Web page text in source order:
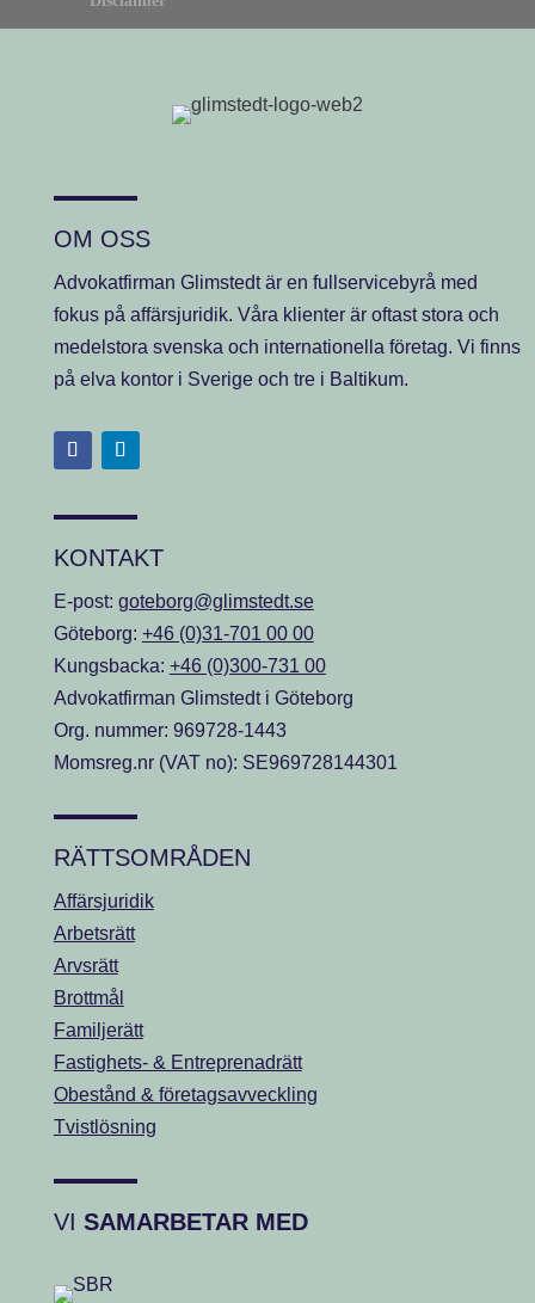
OM OSS
Advokatfirman Glimstedt är en fullservicebyrå med
fokus på affärsjuridik. Våra klienter är oftast stora och
medelstora svenska och internationella företag. Vi finns
på elva kontor i Sverige och tre i Baltikum.
KONTAKT
E-post: goteborg@glimstedt.se
Göteborg: +46 (0)31-701 00 00
Kungsbacka: +46 (0)300-731 00
Advokatfirman Glimstedt i Göteborg
Org. nummer: 969728-1443
Momsreg.nr (VAT no): SE969728144301
RÄTTSOMRÅDEN
Affärsjuridik
Arbetsrätt
Arvsrätt
Brottmål
Familjerätt
Fastighets- & Entreprenadrätt
Obestånd & företagsavveckling
Tvistlösning
VI SAMARBETAR MED